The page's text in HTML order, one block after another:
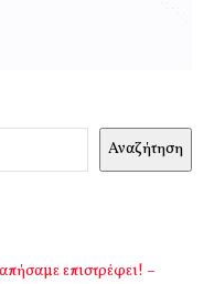
Αναζήτηση
επιστρέφει! –